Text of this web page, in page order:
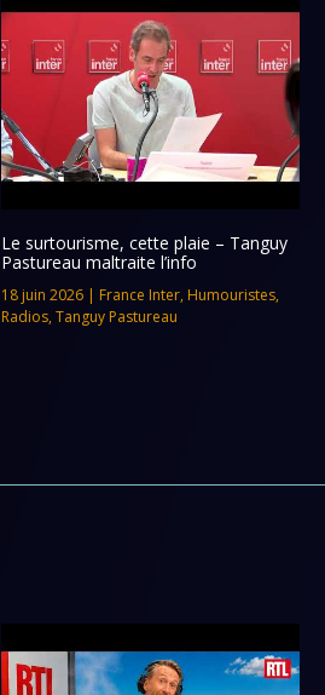
Le surtourisme, cette plaie – Tanguy
Pastureau maltraite l’info
18 juin 2026| France Inter, Humouristes,
Radios, Tanguy Pastureau